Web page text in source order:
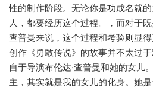
性的制作阶段。无论你是功成名就
人，都要经历这个过程。，而对于
查普曼来说，这个过程和考验则显
创作《勇敢传说》的故事并不太过
自于导演布伦达·查普曼和她的女儿
主，其实就是我的女儿的化身。她